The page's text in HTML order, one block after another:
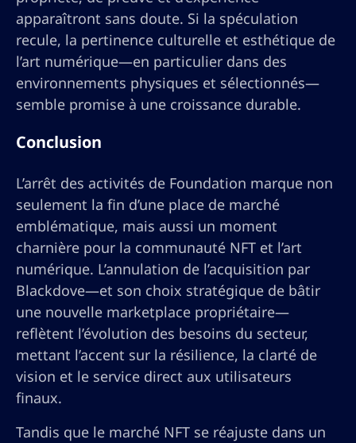
apparaîtront sans doute. Si la spéculation
recule, la pertinence culturelle et esthétique de
l’art numérique—en particulier dans des
environnements physiques et sélectionnés—
semble promise à une croissance durable.
Conclusion
L’arrêt des activités de Foundation marque non
seulement la fin d’une place de marché
emblématique, mais aussi un moment
charnière pour la communauté NFT et l’art
numérique. L’annulation de l’acquisition par
Blackdove—et son choix stratégique de bâtir
une nouvelle marketplace propriétaire—
reflètent l’évolution des besoins du secteur,
mettant l’accent sur la résilience, la clarté de
vision et le service direct aux utilisateurs
finaux.
Tandis que le marché NFT se réajuste dans un